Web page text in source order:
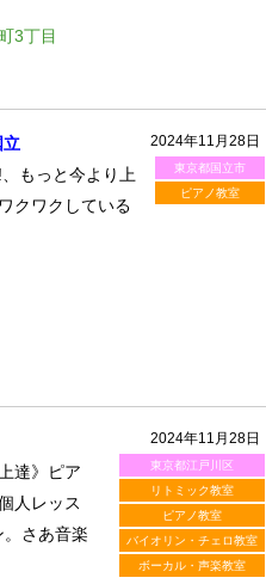
3丁目
2024年11月28日
東京都国立市
ピアノ教室
立
もっと今より上
クワクしている
2024年11月28日
東京都江戸川区
リトミック教室
ピアノ教室
バイオリン・チェロ教室
ボーカル・声楽教室
達》ピア
人レッス
さあ音楽